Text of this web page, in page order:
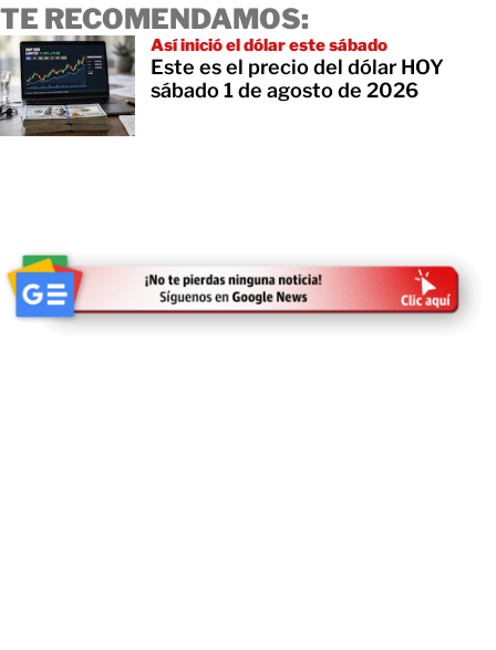
TE RECOMENDAMOS:
Así inició el dólar este sábado
Este es el precio del dólar HOY
sábado 1 de agosto de 2026